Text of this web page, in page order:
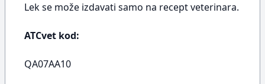
Lek se može izdavati samo na recept veterinara.
ATCvet kod:
QA07AA10